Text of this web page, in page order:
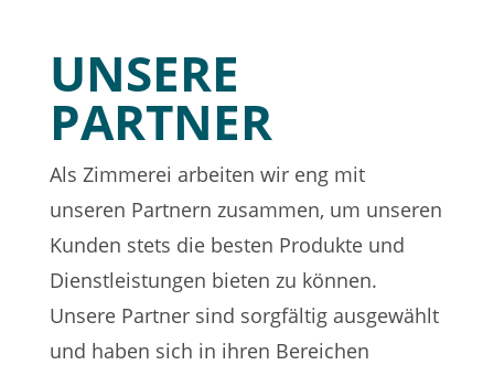
UNSERE
PARTNER
Als Zimmerei arbeiten wir eng mit
unseren Partnern zusammen, um unseren
Kunden stets die besten Produkte und
Dienstleistungen bieten zu können.
Unsere Partner sind sorgfältig ausgewählt
und haben sich in ihren Bereichen